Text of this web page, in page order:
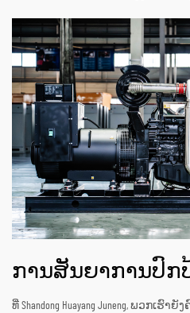
ການສັນຍາການປົກ
ທີ່ Shandong Huayang Juneng, ພວກເ